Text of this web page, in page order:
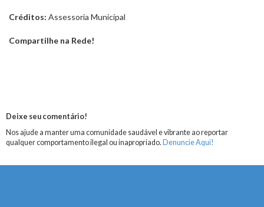
Créditos: Assessoria Municipal
Compartilhe na Rede!
Deixe seu comentário!
Nos ajude a manter uma comunidade saudável e vibrante ao reportar
qualquer comportamento ilegal ou inapropriado. Denuncie Aqui!